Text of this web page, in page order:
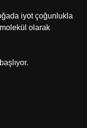
iyot çoğunlukla
olarak